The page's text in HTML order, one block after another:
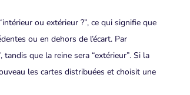
ou extérieur ?”, ce qui signifie que
ou en dehors de l’écart. Par
que la reine sera “extérieur”. Si la
les cartes distribuées et choisit une